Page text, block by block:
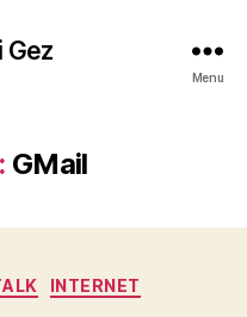
Gez
Menu
GMail
INTERNET